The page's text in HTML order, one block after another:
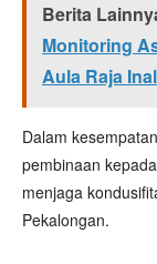
Berita
Monitoring
Aula Raja
Dalam
pembinaan
menjaga
Pekalongan.